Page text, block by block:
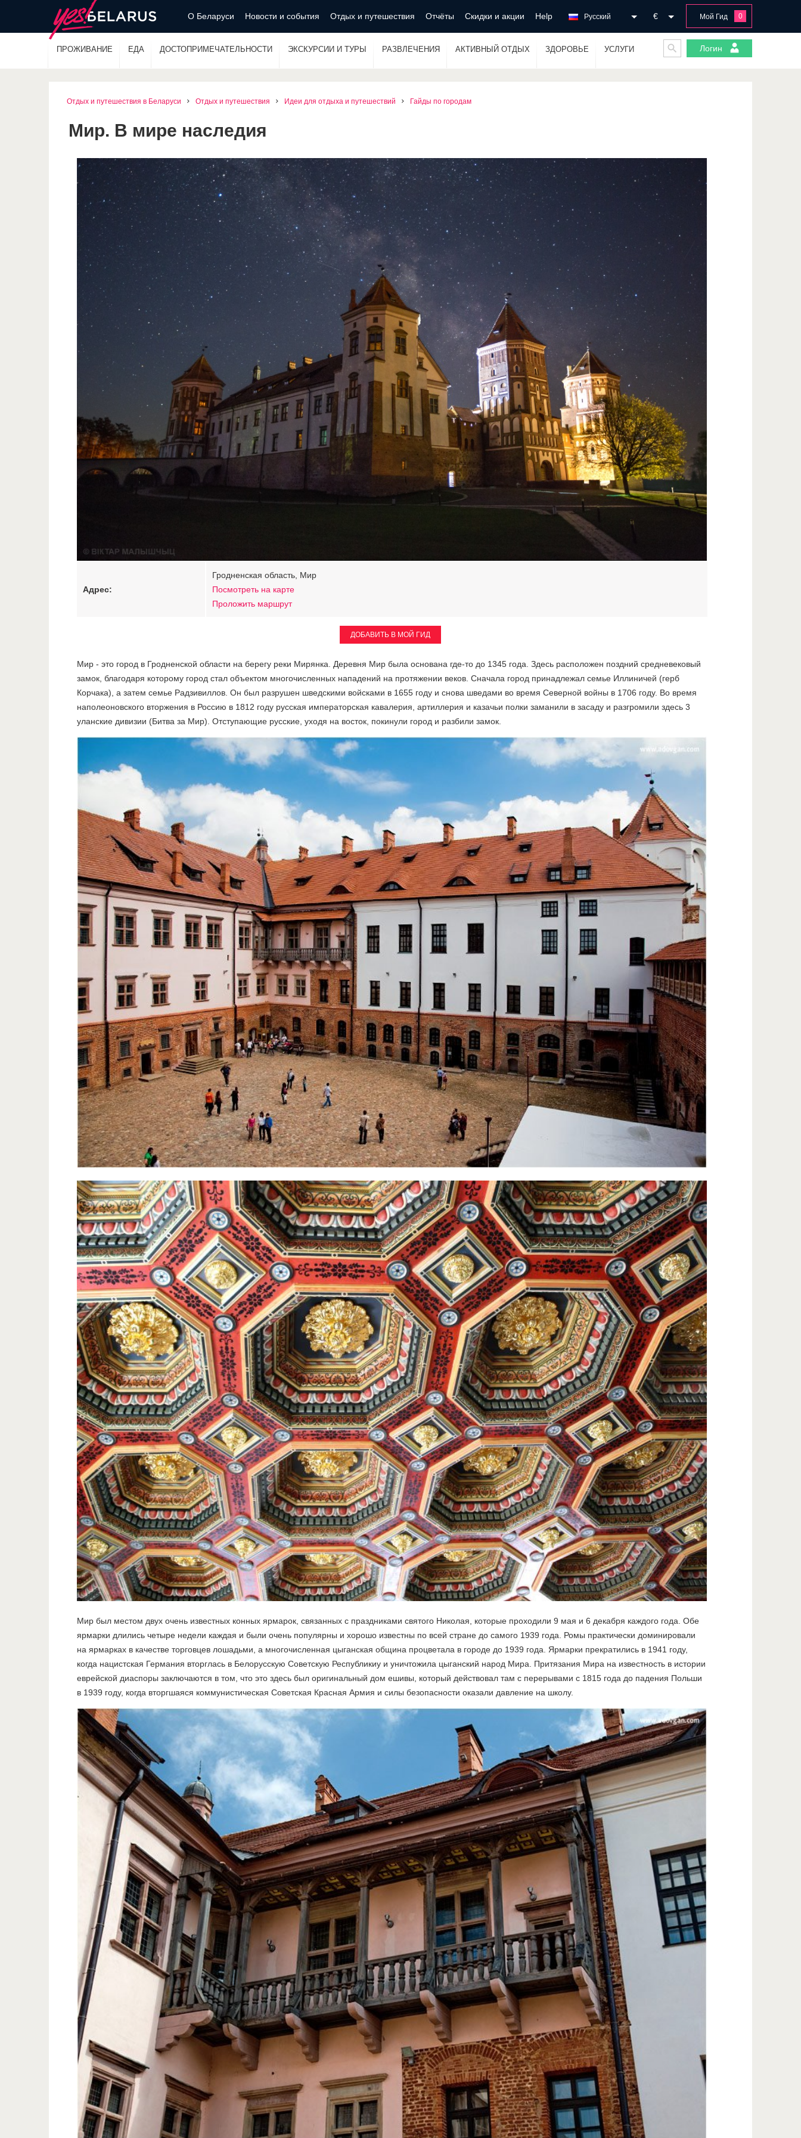
О Беларуси Новости и события Отдых и путешествия Отчёты Скидки и акции Help Мой Гид 0
€
Русский
ПРОЖИВАНИЕ ЕДА ДОСТОПРИМЕЧАТЕЛЬНОСТИ ЭКСКУРСИИ И ТУРЫ РАЗВЛЕЧЕНИЯ АКТИВНЫЙ ОТДЫХ ЗДОРОВЬЕ УСЛУГИ Логин
Отдых и путешествия в Беларуси Отдых и путешествия Идеи для отдыха и путешествий Гайды по городам
Мир. В мире наследия
Адрес:
Гродненская область, Мир
Посмотреть на карте
Проложить маршрут
ДОБАВИТЬ В МОЙ ГИД
Мир - это город в Гродненской области на берегу реки Мирянка. Деревня Мир была основана где-то до 1345 года. Здесь расположен поздний средневековый
замок, благодаря которому город стал объектом многочисленных нападений на протяжении веков. Сначала город принадлежал семье Иллиничей (герб
Корчака), а затем семье Радзивиллов. Он был разрушен шведскими войсками в 1655 году и снова шведами во время Северной войны в 1706 году. Во время
наполеоновского вторжения в Россию в 1812 году русская императорская кавалерия, артиллерия и казачьи полки заманили в засаду и разгромили здесь 3
уланские дивизии (Битва за Мир). Отступающие русские, уходя на восток, покинули город и разбили замок.
Мир был местом двух очень известных конных ярмарок, связанных с праздниками святого Николая, которые проходили 9 мая и 6 декабря каждого года. Обе
ярмарки длились четыре недели каждая и были очень популярны и хорошо известны по всей стране до самого 1939 года. Ромы практически доминировали
на ярмарках в качестве торговцев лошадьми, а многочисленная цыганская община процветала в городе до 1939 года. Ярмарки прекратились в 1941 году,
когда нацистская Германия вторглась в Белорусскую Советскую Республикиу и уничтожила цыганский народ Мира. Притязания Мира на известность в истории
еврейской диаспоры заключаются в том, что это здесь был оригинальный дом ешивы, который действовал там с перерывами с 1815 года до падения Польши
в 1939 году, когда вторгшаяся коммунистическая Советская Красная Армия и силы безопасности оказали давление на школу.